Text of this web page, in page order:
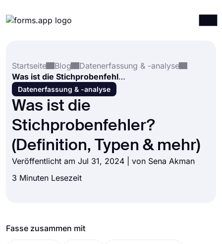
Integrationen
Vorlagen
Ressourcen
Preise
Startseite
Blog
Datenerfassung & -analyse
Was ist die Stichprobenfehler? (Definition, Typen & mehr)
Datenerfassung & -analyse
Was ist die
Stichprobenfehler?
(Definition, Typen & mehr)
Veröffentlicht am Jul 31, 2024 | von Sena Akman
3 Minuten Lesezeit
Fasse zusammen mit